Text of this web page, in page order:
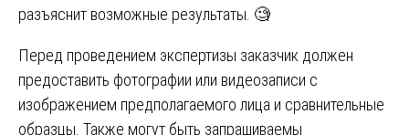
разъяснит возможные результаты. 🧐
Перед проведением экспертизы заказчик должен
предоставить фотографии или видеозаписи с
изображением предполагаемого лица и сравнительные
образцы. Также могут быть запрашиваемы